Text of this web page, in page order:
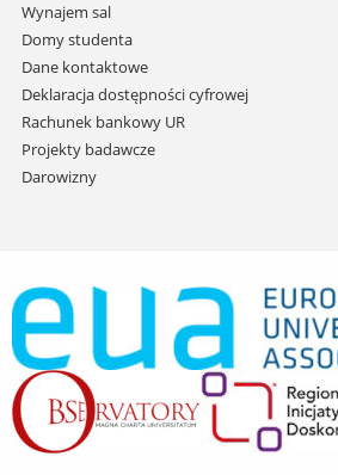
Wynajem sal
Domy studenta
Dane kontaktowe
Deklaracja dostępności cyfrowej
Rachunek bankowy UR
Projekty badawcze
Darowizny